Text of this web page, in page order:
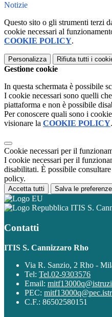
Notizie
Questo sito o gli strumenti terzi
cookie necessari al
COOKIE POLICY.
Personalizza Rifiuta tutti i
Gestione cookie
In questa schermata è possibile
I cookie necessari sono quelli
piattaforma e non è possibile
Per conoscere quali sono i
visionare la COOKIE POLICY.
Cookie necessari per il
I cookie necessari per il
disabilitati. È possibile
policy.
Accetta tutti Salva le preferenze
ITIS S.
Contatti
ITIS S. Cannizzaro Rho
Via R. Sanzio, 2 Rho -
Tel: Tel.02-9303576
Email:
PEC:
C.F.: 86502580151